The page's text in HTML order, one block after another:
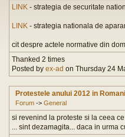
LINK - strategia de securitate
LINK - strategia nationala de
cit despre actele normative din
Thanked 2 times
Posted by ex-ad on Thursday 24
Protestele anului 2012 in
Forum -> General
si revenind la proteste si la ceea
... sint dezamagita... daca in urma